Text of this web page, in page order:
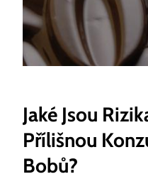
Jaké Jsou
Přílišnou
Bobů?